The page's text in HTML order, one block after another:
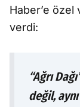
Haber’e
verdi:
“Ağrı
değil,